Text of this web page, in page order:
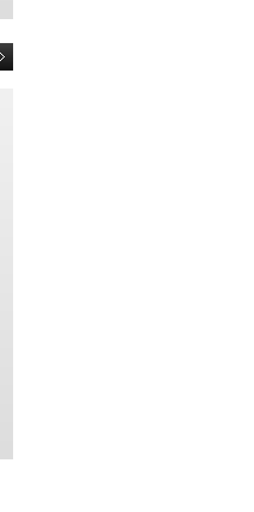
на минуты. От того, как ими